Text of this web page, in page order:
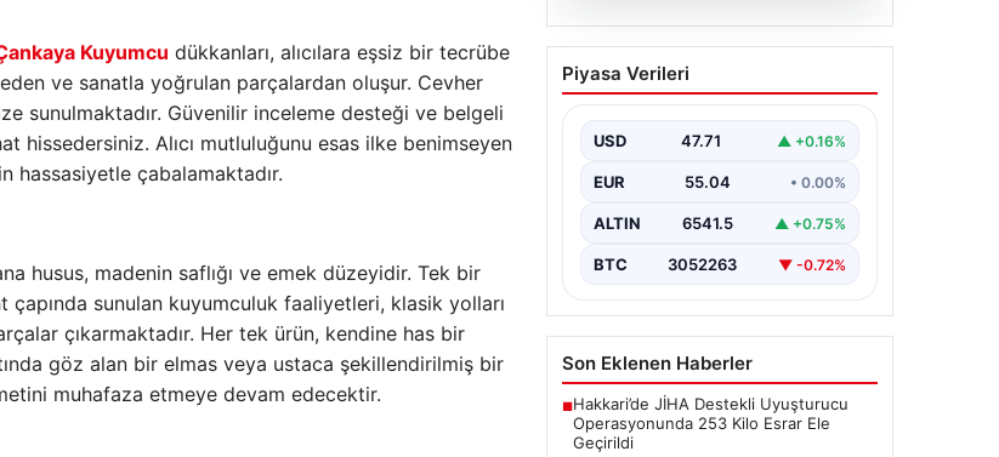
Kuyumcu dükkanları, alıcılara eşsiz bir tecrübe
ve sanatla yoğrulan parçalardan oluşur. Cevher
sunulmaktadır. Güvenilir inceleme desteği ve belgeli
hissedersiniz. Alıcı mutluluğunu esas ilke benimseyen
hassasiyetle çabalamaktadır.
husus, madenin saflığı ve emek düzeyidir. Tek bir
sunulan kuyumculuk faaliyetleri, klasik yolları
çıkarmaktadır. Her tek ürün, kendine has bir
göz alan bir elmas veya ustaca şekillendirilmiş bir
muhafaza etmeye devam edecektir.
06.08.2026
Dumanlar ilçeyi kapladı:
Bursa’da tamirhanede
Piyasa Verileri
USD 47.71 ▲ +0.16%
EUR 55.04 • 0.00%
ALTIN 6541.5 ▲ +0.75%
BTC 3052263 ▼ -0.72%
Son Eklenen Haberler
■Hakkari’de JİHA Destekli Uyuşturucu
Operasyonunda 253 Kilo Esrar Ele
Geçirildi